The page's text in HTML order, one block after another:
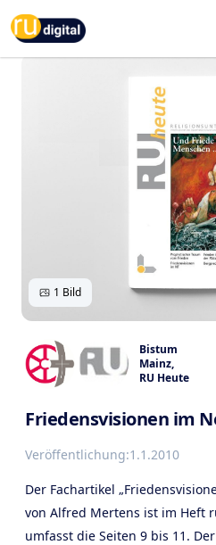
RU-digital
1 Bild
Bistum
Mainz,
RU Heute
Friedensvisionen im
Veröffentlichung:1.1.2010
Der Fachartikel
von Alfred Mertens ist im Heft
umfasst die Seiten 9 bis 11.